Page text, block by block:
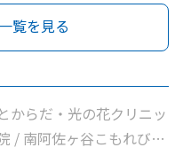
覧を見る
からだ・光の花クリニッ
/ 南阿佐ヶ谷こもれびメ